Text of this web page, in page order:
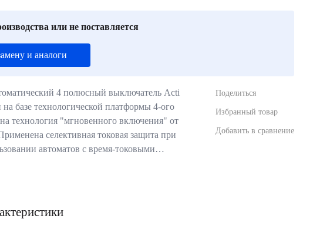
или не поставляется
и аналоги
4 полюсный выключатель Acti
на базе технологической платформы 4-ого
технология "мгновенного включения" от
селективная токовая защита при
автоматов с время-токовыми…
Поделиться
Избранный товар
Добавить в сравнение